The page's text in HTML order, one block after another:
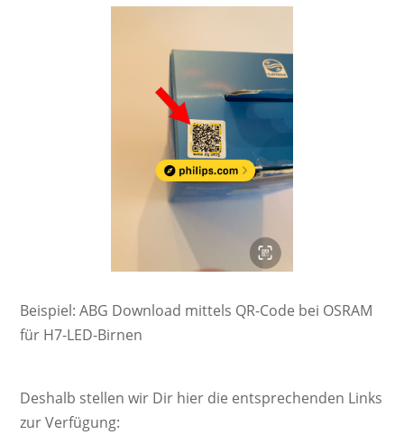
Beispiel: ABG Download mittels QR-Code bei OSRAM
für H7-LED-Birnen
Deshalb stellen wir Dir hier die entsprechenden Links
zur Verfügung: